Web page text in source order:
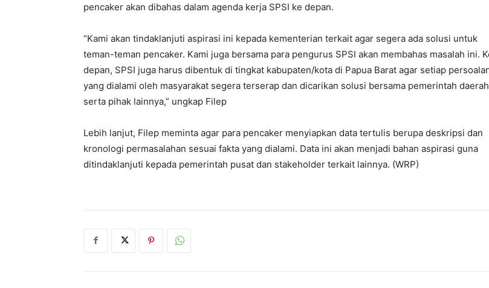
pencaker akan dibahas dalam agenda kerja SPSI ke depan.
“Kami akan tindaklanjuti aspirasi ini kepada kementerian terkait agar segera ada solusi untuk
teman-teman pencaker. Kami juga bersama para pengurus SPSI akan membahas masalah ini.
depan, SPSI juga harus dibentuk di tingkat kabupaten/kota di Papua Barat agar setiap
yang dialami oleh masyarakat segera terserap dan dicarikan solusi bersama pemerintah daerah
serta pihak lainnya,” ungkap Filep
Lebih lanjut, Filep meminta agar para pencaker menyiapkan data tertulis berupa deskripsi dan
kronologi permasalahan sesuai fakta yang dialami. Data ini akan menjadi bahan aspirasi guna
ditindaklanjuti kepada pemerintah pusat dan stakeholder terkait lainnya. (WRP)